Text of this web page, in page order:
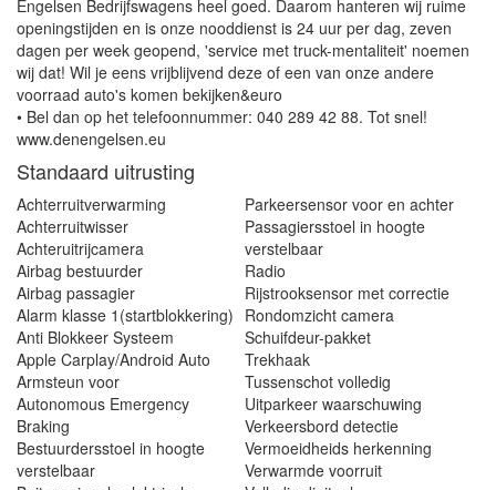
Engelsen Bedrijfswagens heel goed. Daarom hanteren wij ruime
openingstijden en is onze nooddienst is 24 uur per dag, zeven
dagen per week geopend, 'service met truck-mentaliteit' noemen
wij dat! Wil je eens vrijblijvend deze of een van onze andere
voorraad auto's komen bekijken&euro
• Bel dan op het telefoonnummer: 040 289 42 88. Tot snel!
www.denengelsen.eu
Standaard uitrusting
Achterruitverwarming
Achterruitwisser
Achteruitrijcamera
Airbag bestuurder
Airbag passagier
Alarm klasse 1(startblokkering)
Anti Blokkeer Systeem
Apple Carplay/Android Auto
Armsteun voor
Autonomous Emergency
Braking
Bestuurdersstoel in hoogte
verstelbaar
Parkeersensor voor en achter
Passagiersstoel in hoogte
verstelbaar
Radio
Rijstrooksensor met correctie
Rondomzicht camera
Schuifdeur-pakket
Trekhaak
Tussenschot volledig
Uitparkeer waarschuwing
Verkeersbord detectie
Vermoeidheids herkenning
Verwarmde voorruit